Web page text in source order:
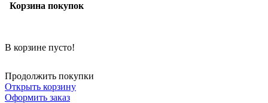
Корзина покупок
В корзине пусто!
Продолжить покупки
Открыть корзину
Оформить заказ